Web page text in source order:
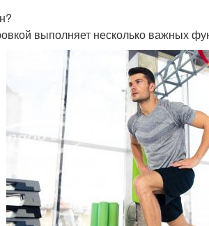
выполняет несколько важных